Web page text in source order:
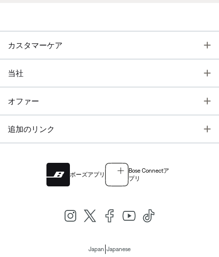
カスタマーケア
当社
オファー
追加のリンク
ボーズアプリ
Bose Connectア
プリ
Japan Japanese